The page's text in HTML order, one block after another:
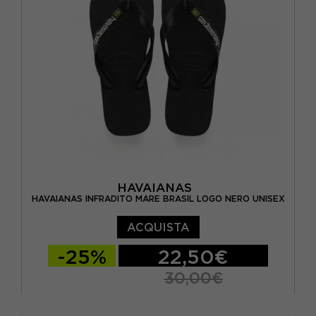
BRASIL 35/36 - EUR 37/38
BRASIL 39/40 - EUR 41/42
BRASIL 41/42 - EUR 43/44
BRASIL 43/44 - EUR 45/46
BRASIL 45/46 - EUR 47/48
HAVAIANAS
HAVAIANAS INFRADITO MARE BRASIL LOGO NERO UNISEX
ACQUISTA
-25% 22,50€
30,00€